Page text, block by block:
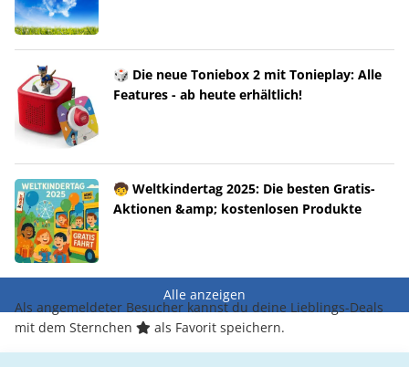
🎲 Die neue Toniebox 2 mit Tonieplay: Alle
Features - ab heute erhältlich!
🧒 Weltkindertag 2025: Die besten Gratis-
Aktionen &amp; kostenlosen Produkte
Alle anzeigen
Als angemeldeter Besucher kannst du deine Lieblings-Deals
mit dem Sternchen
als Favorit speichern.